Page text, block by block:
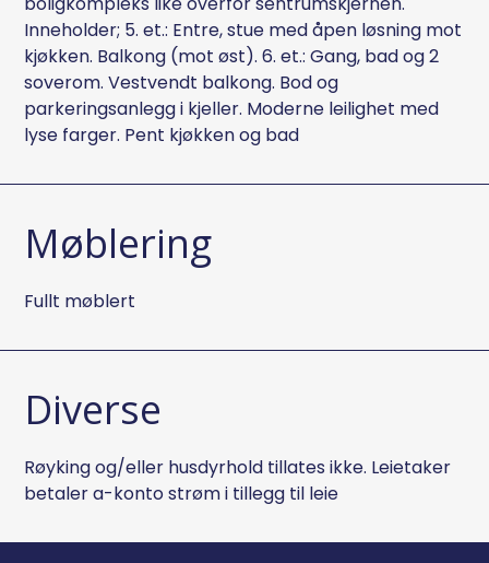
Inneholder; 5. et.: Entre, stue med åpen løsning mot
kjøkken. Balkong (mot øst). 6. et.: Gang, bad og 2
soverom. Vestvendt balkong. Bod og
parkeringsanlegg i kjeller. Moderne leilighet med
lyse farger. Pent kjøkken og bad
Møblering
Fullt møblert
Diverse
Røyking og/eller husdyrhold tillates ikke. Leietaker
betaler a-konto strøm i tillegg til leie